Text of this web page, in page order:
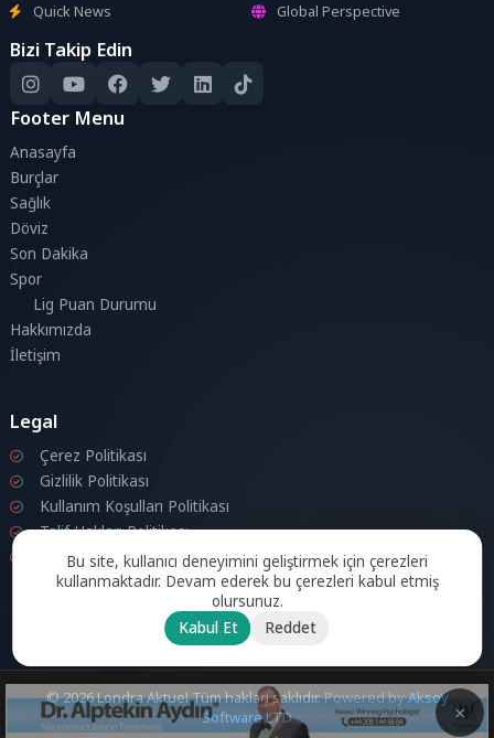
Quick News
Global Perspective
Bizi Takip Edin
Footer Menu
Anasayfa
Burçlar
Sağlık
Döviz
Son Dakika
Spor
Lig Puan Durumu
Hakkımızda
İletişim
Legal
Çerez Politikası
Gizlilik Politikası
Kullanım Koşulları Politikası
Telif Hakları Politikası
İletişim
© 2026 Londra Aktuel Tüm hakları saklıdır.Powered byAksoy
Software LTD
Bu site, kullanıcı deneyimini geliştirmek için çerezleri
kullanmaktadır. Devam ederek bu çerezleri kabul etmiş
olursunuz.
Kabul Et
Reddet